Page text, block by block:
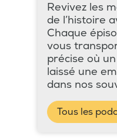
Revivez les
de l’histoire
Chaque
vous
précise où
laissé une
dans nos
Tous les